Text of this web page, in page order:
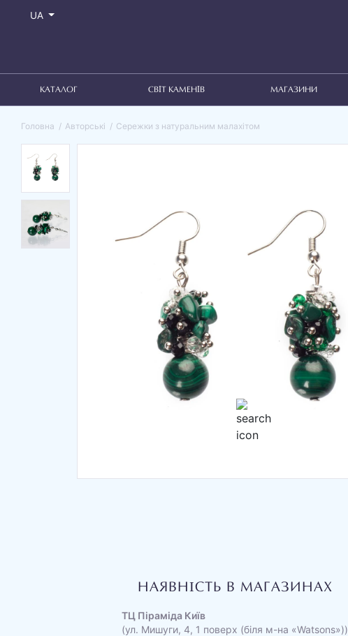
UA
КАТАЛОГ СВІТ КАМЕНІВ МАГАЗИНИ
Головна Авторські Сережки з натуральним малахітом
НАЯВНІСТЬ В МАГАЗИНАХ
ТЦ Піраміда Київ
(ул. Мишуги, 4, 1 поверх (біля м-на «Watsons»))